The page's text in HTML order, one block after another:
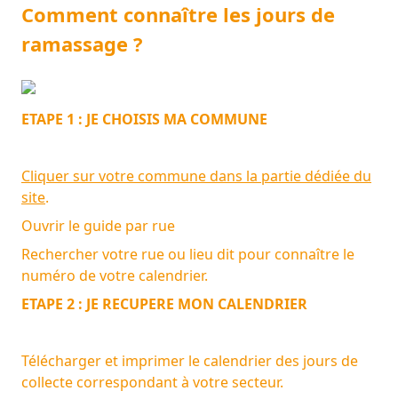
Comment connaître les jours de
ramassage ?
ETAPE 1 : JE CHOISIS MA COMMUNE
Cliquer sur votre commune dans la partie dédiée du
site.
Ouvrir le guide par rue
Rechercher votre rue ou lieu dit pour connaître le
numéro de votre calendrier.
ETAPE 2 : JE RECUPERE MON CALENDRIER
Télécharger et imprimer le calendrier des jours de
collecte correspondant à votre secteur.